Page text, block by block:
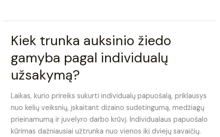
Kiek trunka auksinio žiedo
gamyba pagal individualų
užsakymą?
Laikas, kurio prireiks sukurti individualų papuošalą, priklausys
nuo kelių veiksnių, įskaitant dizaino sudėtingumą, medžiagų
prieinamumą ir juvelyro darbo krūvį. Individualaus papuošalo
kūrimas dažniausiai užtrunka nuo vienos iki dviejų savaičių.
Kiek
auksinio
žiedo
pagal
individualų
užsakymą?